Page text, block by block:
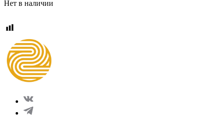
Нет в наличии